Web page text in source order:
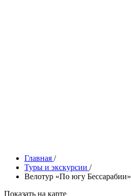
Главная /
Туры и экскурсии /
Велотур «По югу Бессарабии»
Показать на карте